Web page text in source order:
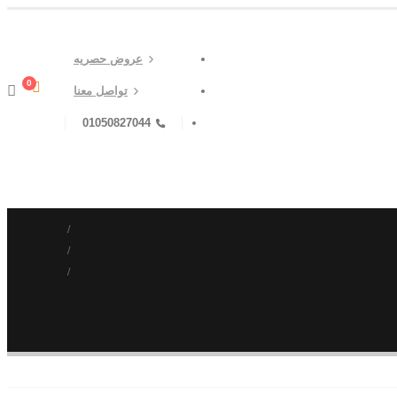
عروض حصريه
تواصل معنا
01050827044
0